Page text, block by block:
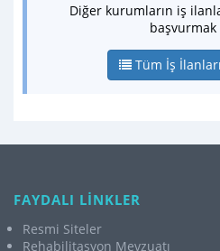
Diğer kurumların iş
başvurmak
Tüm İş
FAYDALI LİNKLER
Resmi Siteler
Rehabilitasyon Mevzuatı